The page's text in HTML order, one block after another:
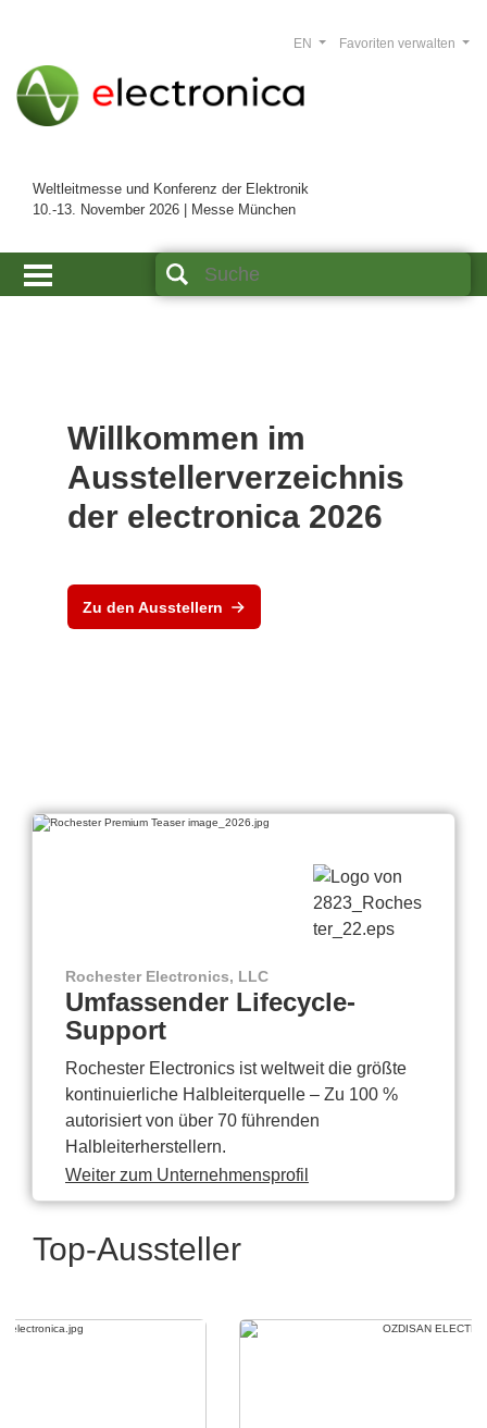
Weltleitmesse und Konferenz der Elektronik
10.-13. November 2026 | Messe München
Favoriten verwalten
EN
Willkommen im
Ausstellerverzeichnis
der electronica 2026
Zu den Ausstellern
Rochester Electronics, LLC
Umfassender Lifecycle-
Support
Rochester Electronics ist weltweit die größte
kontinuierliche Halbleiterquelle – Zu 100 %
autorisiert von über 70 führenden
Halbleiterherstellern.
Weiter zum Unternehmensprofil
Top-Aussteller